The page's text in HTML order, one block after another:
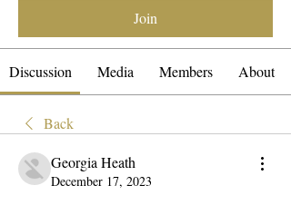
Join
Discussion Media Members About
Back
Georgia Heath
December 17, 2023